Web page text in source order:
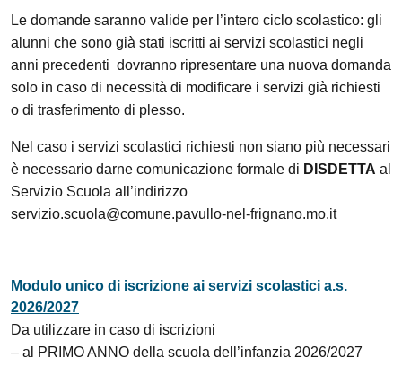
Le domande saranno valide per l’intero ciclo scolastico: gli
alunni che sono già stati iscritti ai servizi scolastici negli
anni precedenti dovranno ripresentare una nuova domanda
solo in caso di necessità di modificare i servizi già richiesti
o di trasferimento di plesso.
Nel caso i servizi scolastici richiesti non siano più necessari
è necessario darne comunicazione formale di DISDETTA al
Servizio Scuola all’indirizzo
servizio.scuola@comune.pavullo-nel-frignano.mo.it
Modulo unico di iscrizione ai servizi scolastici a.s.
2026/2027
Da utilizzare in caso di iscrizioni
– al PRIMO ANNO della scuola dell’infanzia 2026/2027